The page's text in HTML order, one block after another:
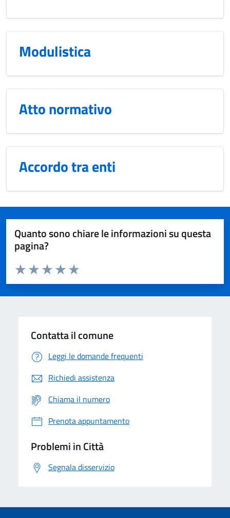
Modulistica
Atto normativo
Accordo tra enti
Quanto sono chiare le informazioni su questa
pagina?
Domanda
Valuta da 1 a 5 stelle la pagina
Valuta 5 stelle su 5
Valuta 4 stelle su 5
Valuta 3 stelle su 5
Valuta 2 stelle su 5
Valuta 1 stelle su 5
Contatta il comune
Leggi le domande frequenti
Richiedi assistenza
Chiama il numero
Prenota appuntamento
Problemi in Città
Segnala disservizio